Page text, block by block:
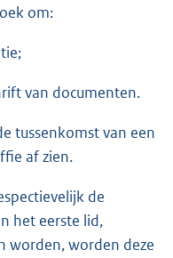
om:
van documenten.
tussenkomst van een
af zien.
de
het eerste lid,
worden, worden deze